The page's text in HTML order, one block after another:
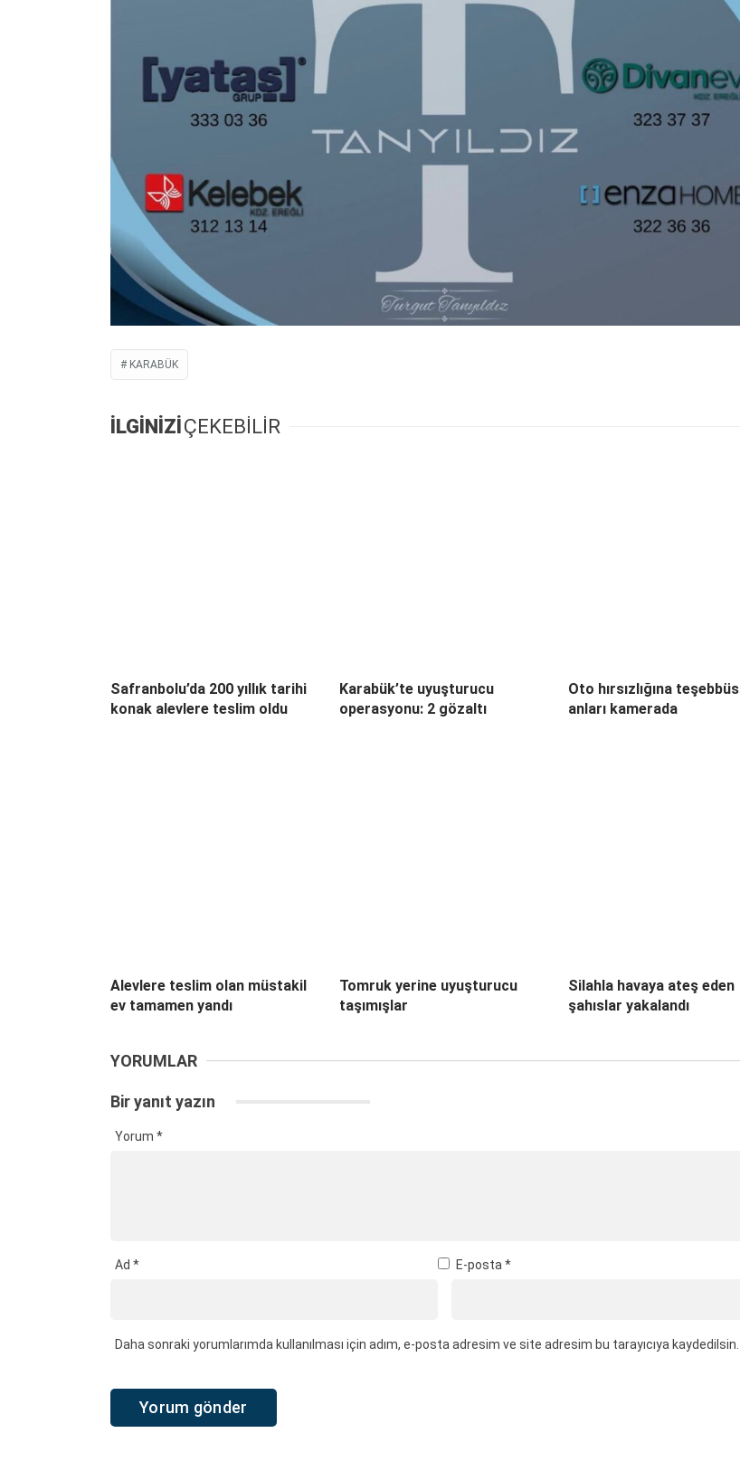
KARABÜK
İLGİNİZİÇEKEBİLİR
Safranbolu’da 200 yıllık tarihi
konak alevlere teslim oldu
Karabük’te uyuşturucu
operasyonu: 2 gözaltı
Oto hırsızlığına teşebbüs
anları kamerada
Alevlere teslim olan müstakil
ev tamamen yandı
Tomruk yerine uyuşturucu
taşımışlar
Silahla havaya ateş eden
şahıslar yakalandı
YORUMLAR
Bir yanıt yazın
Yorum *
Ad * E-posta*
Daha sonraki yorumlarımda kullanılması için adım, e-posta adresim ve site adresim bu tarayıcıya kaydedilsin.